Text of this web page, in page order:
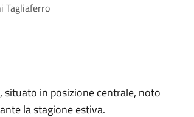
Tagliaferro
situato in posizione centrale, noto
la stagione estiva.